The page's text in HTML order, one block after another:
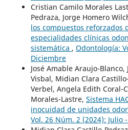
Cristian Camilo Morales
Pedraza, Jorge Homero
los compuestos reforzados
especialidades clínicas
sistemática , Odontología:
Diciembre
José Amable Araujo-
Visbal, Midian Clara
Verbel, Angela Edith Coral-
Morales-Lastre, Sistema
inocuidad de unidades
Vol. 26 Núm. 2 (2024): Julio